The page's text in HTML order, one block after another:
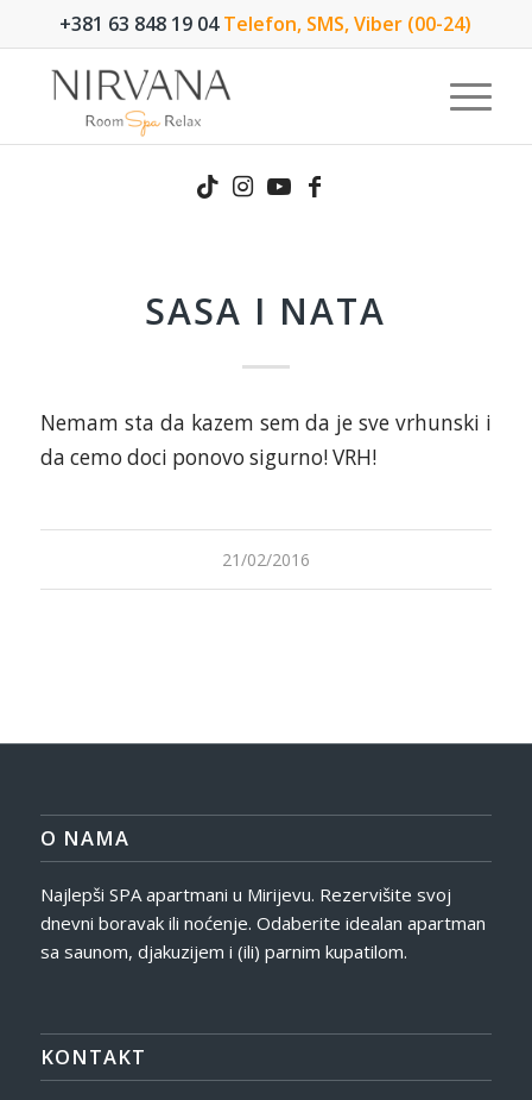
+381 63 848 19 04Telefon, SMS, Viber (00-24)
SASA I NATA
Nemam sta da kazem sem da je sve vrhunski i
da cemo doci ponovo sigurno! VRH!
21/02/2016
O NAMA
Najlepši SPA apartmani u Mirijevu. Rezervišite svoj
dnevni boravak ili noćenje. Odaberite idealan apartman
sa saunom, djakuzijem i (ili) parnim kupatilom.
KONTAKT